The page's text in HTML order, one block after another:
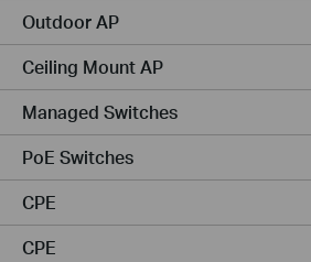
Outdoor AP
Ceiling Mount AP
Managed Switches
PoE Switches
CPE
CPE